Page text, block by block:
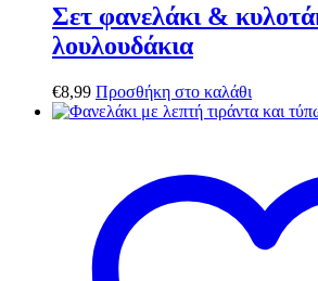
Σετ φανελάκι &
λουλουδάκια
€8,99 Προσθήκη στο καλάθι